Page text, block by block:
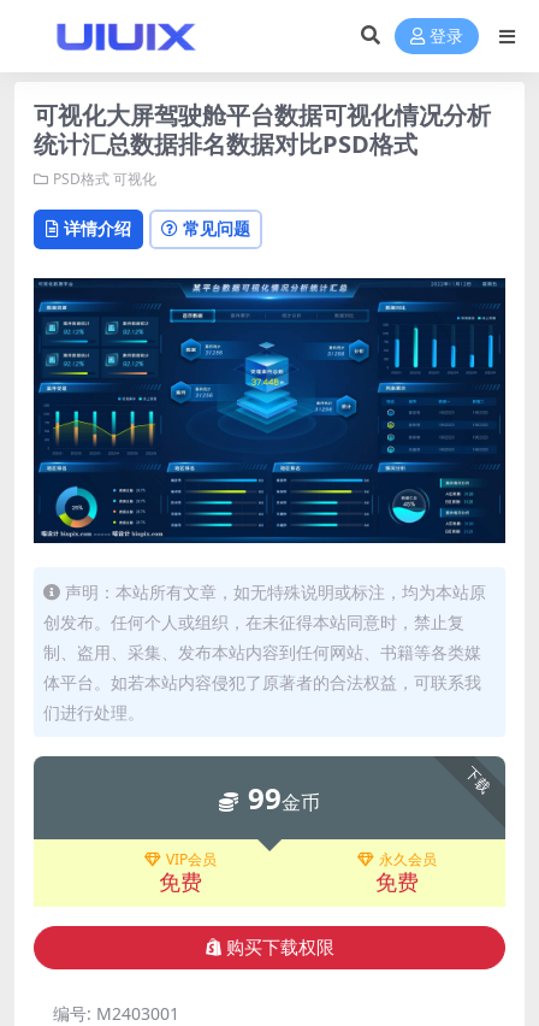
登录
可视化大屏驾驶舱平台数据可视化情况分析
统计汇总数据排名数据对比PSD格式
PSD格式可视化
详情介绍 常见问题
声明：本站所有文章，如无特殊说明或标注，均为本站原
创发布。任何个人或组织，在未征得本站同意时，禁止复
制、盗用、采集、发布本站内容到任何网站、书籍等各类媒
体平台。如若本站内容侵犯了原著者的合法权益，可联系我
们进行处理。
下载
99金币
VIP会员
免费
永久会员
免费
购买下载权限
编号: M2403001